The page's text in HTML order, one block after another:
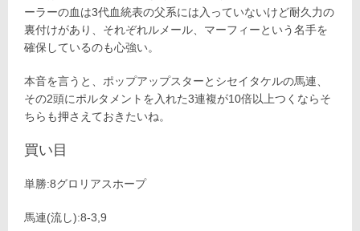
ーラーの血は3代血統表の父系には入っていないけど耐久力の
裏付けがあり、それぞれルメール、マーフィーという名手を
確保しているのも心強い。
本音を言うと、ポップアップスターとシセイタケルの馬連、
その2頭にポルタメントを入れた3連複が10倍以上つくならそ
ちらも押さえておきたいね。
買い目
単勝:8グロリアスホープ
馬連(流し):8-3,9